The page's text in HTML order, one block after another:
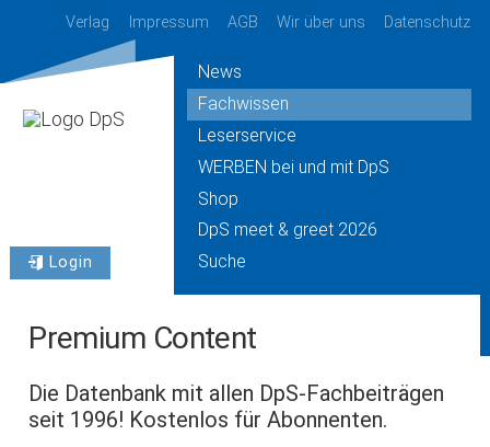
Verlag Impressum AGB Wir über uns Datenschutz
Login
News
Fachwissen
Leserservice
WERBEN bei und mit DpS
Shop
DpS meet & greet 2026
Suche
Premium Content
Die Datenbank mit allen DpS-Fachbeiträgen
seit 1996! Kostenlos für Abonnenten.